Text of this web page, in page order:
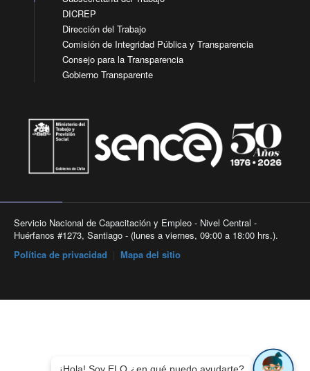
DICREP
Dirección del Trabajo
Comisión de Integridad Pública y Transparencia
Consejo para la Transparencia
Gobierno Transparente
Servicio Nacional de Capacitación y Empleo - Nivel Central -
Huérfanos #1273, Santiago - (lunes a viernes, 09:00 a 18:00 hrs.).
Política de privacidad
Mapa del sitio